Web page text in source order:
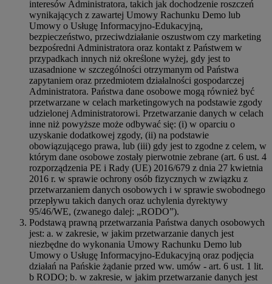
interesów Administratora, takich jak dochodzenie roszczeń
wynikających z zawartej Umowy Rachunku Demo lub
Umowy o Usługę Informacyjno-Edukacyjną,
bezpieczeństwo, przeciwdziałanie oszustwom czy marketing
bezpośredni Administratora oraz kontakt z Państwem w
przypadkach innych niż określone wyżej, gdy jest to
uzasadnione w szczególności otrzymanym od Państwa
zapytaniem oraz przedmiotem działalności gospodarczej
Administratora. Państwa dane osobowe mogą również być
przetwarzane w celach marketingowych na podstawie zgody
udzielonej Administratorowi. Przetwarzanie danych w celach
inne niż powyższe może odbywać się: (i) w oparciu o
uzyskanie dodatkowej zgody, (ii) na podstawie
obowiązującego prawa, lub (iii) gdy jest to zgodne z celem, w
którym dane osobowe zostały pierwotnie zebrane (art. 6 ust. 4
rozporządzenia PE i Rady (UE) 2016/679 z dnia 27 kwietnia
2016 r. w sprawie ochrony osób fizycznych w związku z
przetwarzaniem danych osobowych i w sprawie swobodnego
przepływu takich danych oraz uchylenia dyrektywy
95/46/WE, (zwanego dalej: „RODO”).
Podstawą prawną przetwarzania Państwa danych osobowych
jest: a. w zakresie, w jakim przetwarzanie danych jest
niezbędne do wykonania Umowy Rachunku Demo lub
Umowy o Usługę Informacyjno-Edukacyjną oraz podjęcia
działań na Pańskie żądanie przed ww. umów - art. 6 ust. 1 lit.
b RODO; b. w zakresie, w jakim przetwarzanie danych jest